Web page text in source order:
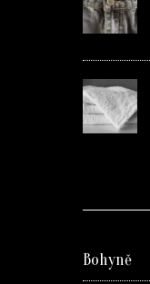
Bohyně